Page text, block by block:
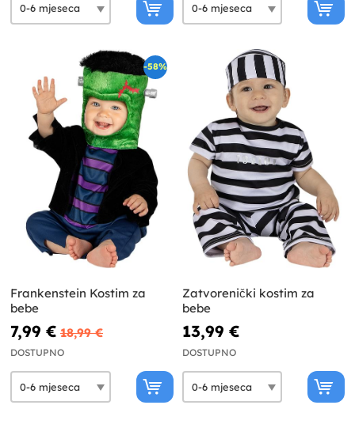
-58%
Frankenstein Kostim za
bebe
7,99 € 18,99 €
DOSTUPNO
Zatvorenički kostim za
bebe
13,99 €
DOSTUPNO